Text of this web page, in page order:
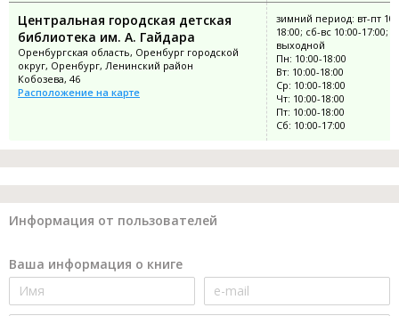
Центральная городская детская
библиотека им. А. Гайдара
Оренбургская область, Оренбург городской
округ, Оренбург, Ленинский район
Кобозева, 46
Расположение на карте
зимний период: вт-пт
18:00; сб-вс 10:00-17:00;
выходной
Пн: 10:00-18:00
Вт: 10:00-18:00
Ср: 10:00-18:00
Чт: 10:00-18:00
Пт: 10:00-18:00
Сб: 10:00-17:00
Информация от пользователей
Ваша информация о книге